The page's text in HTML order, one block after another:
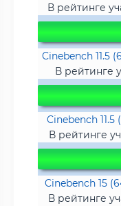
В рейтинге
Cinebench 11.5
В рейтинге
Cinebench
В рейтинге
Cinebench 15
В рейтинге